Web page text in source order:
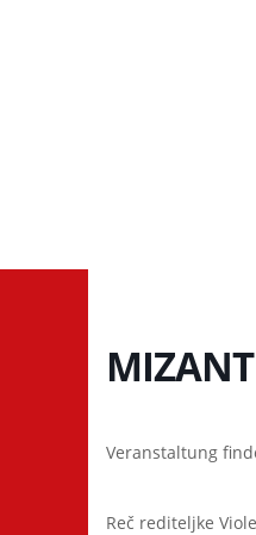
Veranstaltung
Reč rediteljke